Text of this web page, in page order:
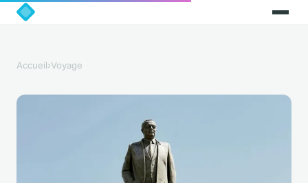
Accueil›Voyage